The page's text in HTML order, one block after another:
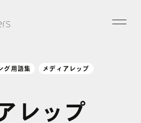
グ用語集 メディアレップ
レップ